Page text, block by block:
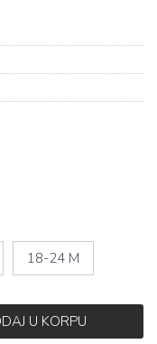
18-24 M
U KORPU